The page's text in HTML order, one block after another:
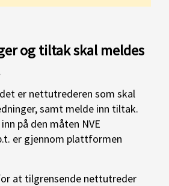
og tiltak skal meldes
er nettutrederen som skal
samt melde inn tiltak.
på den måten NVE
er gjennom plattformen
at tilgrensende nettutreder